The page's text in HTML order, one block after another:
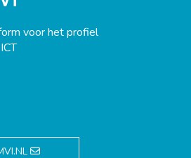
voor het profiel